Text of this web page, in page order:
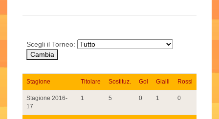
Scegli il Torneo:
Stagione Titolare Sostituz. Gol Gialli Rossi
Stagione 2016-
17
1 5 0 1 0